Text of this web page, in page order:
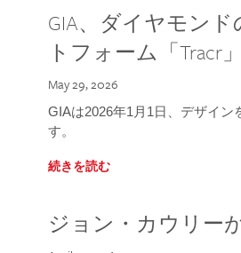
GIA、ダイヤモン
トフォーム「Tracr
May 29, 2026
GIAは2026年1月1日、デザイン
す。
続きを読む
ジョン・カウリー